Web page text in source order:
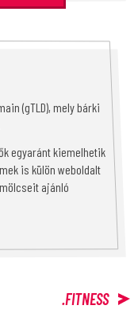
(gTLD), mely bárki
egyaránt kiemelhetik
is külön weboldalt
ajánló
.FITNESS